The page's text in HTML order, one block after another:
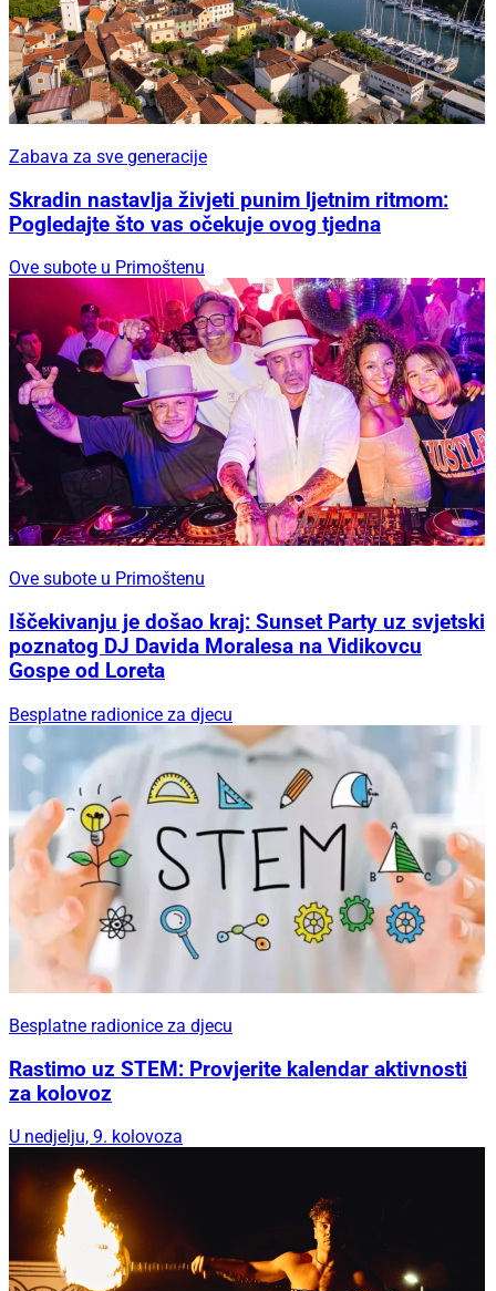
Zabava za sve generacije
Skradin nastavlja živjeti punim ljetnim ritmom:
Pogledajte što vas očekuje ovog tjedna
Ove subote u Primoštenu
Ove subote u Primoštenu
Iščekivanju je došao kraj: Sunset Party uz svjetski
poznatog DJ Davida Moralesa na Vidikovcu
Gospe od Loreta
Besplatne radionice za djecu
Besplatne radionice za djecu
Rastimo uz STEM: Provjerite kalendar aktivnosti
za kolovoz
U nedjelju, 9. kolovoza